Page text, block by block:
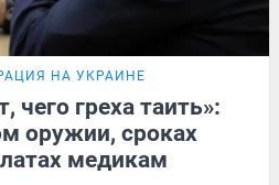
НА УКРАИНЕ
чего греха таить»:
оружии, сроках
медикам